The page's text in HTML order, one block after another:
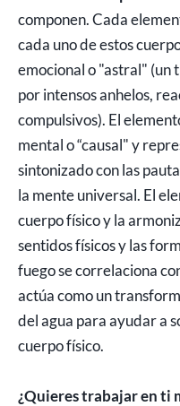
componen. Cada
cada uno de estos
emocional o "astral" (un
por intensos anhelos,
compulsivos). El
mental o “causal" y
sintonizado con las
la mente universal. El
cuerpo físico y la
sentidos físicos y las
fuego se correlaciona
actúa como un
del agua para ayudar a
cuerpo físico.
¿Quieres trabajar en ti